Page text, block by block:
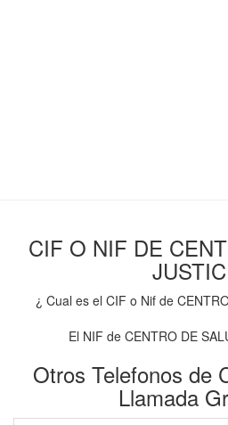
CIF O NIF DE
¿ Cual es el CIF o Nif de
El NIF de CENTRO DE
Otros Telefonos de
Llamada